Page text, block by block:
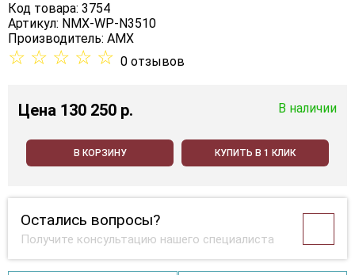
Код товара: 3754
Артикул: NMX-WP-N3510
Производитель: AMX
☆ ☆ ☆ ☆ ☆ 0 отзывов
Цена 130 250 p. В наличии
В КОРЗИНУ КУПИТЬ В 1 КЛИК
Остались вопросы?
Получите консультацию нашего специалиста